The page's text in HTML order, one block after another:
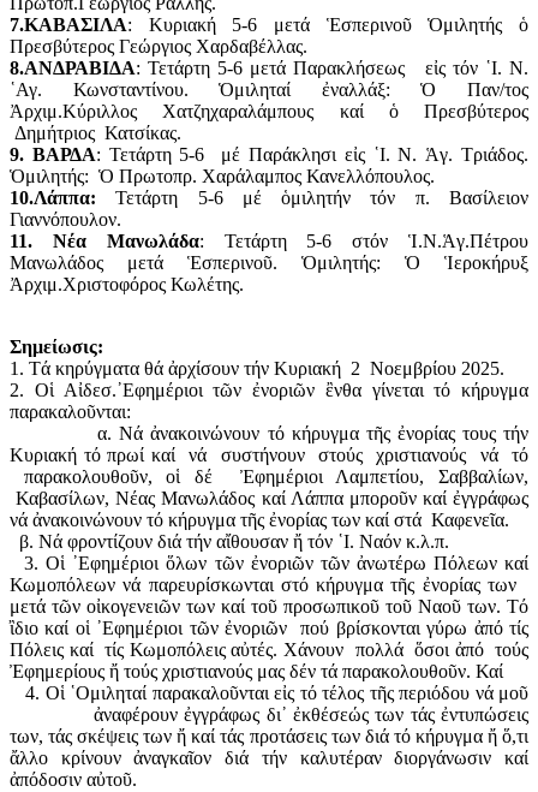
7.ΚΑΒΑΣΙΛΑ: Κυριακή 5-6 μετά Ἑσπερινοῦ Ὁμιλητής ὁ
Πρεσβύτερος Γεώργιος Χαρδαβέλλας.
8.ΑΝΔΡΑΒΙΔΑ: Τετάρτη 5-6 μετά Παρακλήσεως εἰς τόν ῾Ι. Ν.
῾Αγ. Κωνσταντίνου. Ὁμιληταί ἐναλλάξ: Ὁ Παν/τος
Ἀρχιμ.Κύριλλος Χατζηχαραλάμπους καί ὁ Πρεσβύτερος
Δημήτριος Κατσίκας.
9. ΒΑΡΔΑ: Τετάρτη 5-6 μέ Παράκλησι εἰς ῾Ι. Ν. Ἁγ. Τριάδος.
Ὁμιλητής: Ὁ Πρωτοπρ. Χαράλαμπος Κανελλόπουλος.
10.Λάππα:Τετάρτη 5-6 μέ ὁμιλητήν τόν π. Βασίλειον
Γιαννόπουλον.
11. Νέα Μανωλάδα: Τετάρτη 5-6 στόν Ἱ.Ν.Ἁγ.Πέτρου
Μανωλάδος μετά Ἑσπερινοῦ. Ὁμιλητής: Ὁ Ἱεροκήρυξ
Ἀρχιμ.Χριστοφόρος Κωλέτης.
Σημείωσις:
1. Τά κηρύγματα θά ἀρχίσουν τήν Κυριακή 2 Νοεμβρίου 2025.
2. Οἱ Αἰδεσ.᾿Εφημέριοι τῶν ἐνοριῶν ἒνθα γίνεται τό κήρυγμα
παρακαλοῦνται:
α. Νά ἀνακοινώνουν τό κήρυγμα τῆς ἐνορίας τους τήν
Κυριακή τό πρωί καί νά συστήνουν στούς χριστιανούς νά τό
παρακολουθοῦν, οἱ δέ Ἐφημέριοι Λαμπετίου, Σαββαλίων,
Καβασίλων, Νέας Μανωλάδος καί Λάππα μποροῦν καί ἐγγράφως
νά ἀνακοινώνουν τό κήρυγμα τῆς ἐνορίας των καί στά Καφενεῖα.
β. Νά φροντίζουν διά τήν αἴθουσαν ἤ τόν ῾Ι. Ναόν κ.λ.π.
3. Οἱ ᾿Εφημέριοι ὅλων τῶν ἐνοριῶν τῶν ἀνωτέρω Πόλεων καί
Κωμοπόλεων νά παρευρίσκωνται στό κήρυγμα τῆς ἐνορίας των
μετά τῶν οἰκογενειῶν των καί τοῦ προσωπικοῦ τοῦ Ναοῦ των. Τό
ἲδιο καί οἱ ᾿Εφημέριοι τῶν ἐνοριῶν πού βρίσκονται γύρω ἀπό τίς
Πόλεις καί τίς Κωμοπόλεις αὐτές. Χάνουν πολλά ὅσοι ἀπό τούς
Ἐφημερίους ἤ τούς χριστιανούς μας δέν τά παρακολουθοῦν. Καί
4. Οἱ ῾Ομιληταί παρακαλοῦνται εἰς τό τέλος τῆς περιόδου νά μοῦ
ἀναφέρουν ἐγγράφως δι᾿ ἐκθέσεώς των τάς ἐντυπώσεις
των, τάς σκέψεις των ἤ καί τάς προτάσεις των διά τό κήρυγμα ἤ ὅ,τι
ἄλλο κρίνουν ἀναγκαῖον διά τήν καλυτέραν διοργάνωσιν καί
ἀπόδοσιν αὐτοῦ.